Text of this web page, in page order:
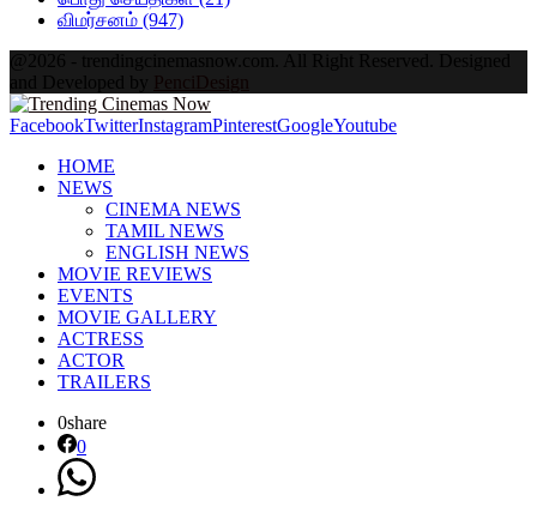
விமர்சனம் (947)
@2026 - trendingcinemasnow.com. All Right Reserved. Designed
and Developed by PenciDesign
FacebookTwitterInstagramPinterestGoogleYoutube
HOME
NEWS
CINEMA NEWS
TAMIL NEWS
ENGLISH NEWS
MOVIE REVIEWS
EVENTS
MOVIE GALLERY
ACTRESS
ACTOR
TRAILERS
0share
0